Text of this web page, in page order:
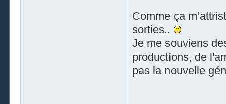
Comme ça
sorties..
Je me souviens
productions, de
pas la nouvelle